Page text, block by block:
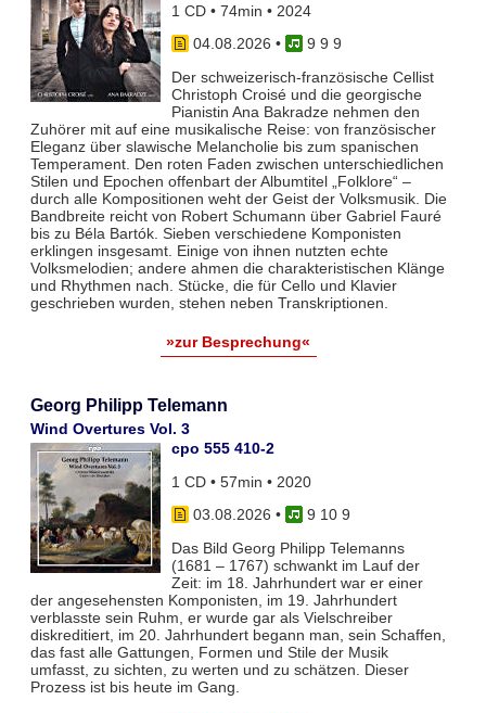
1 CD • 74min • 2024
04.08.2026 •
9 9 9
Der schweizerisch-französische Cellist
Christoph Croisé und die georgische
Pianistin Ana Bakradze nehmen den
Zuhörer mit auf eine musikalische Reise: von französischer
Eleganz über slawische Melancholie bis zum spanischen
Temperament. Den roten Faden zwischen unterschiedlichen
Stilen und Epochen offenbart der Albumtitel „Folklore“ –
durch alle Kompositionen weht der Geist der Volksmusik. Die
Bandbreite reicht von Robert Schumann über Gabriel Fauré
bis zu Béla Bartók. Sieben verschiedene Komponisten
erklingen insgesamt. Einige von ihnen nutzten echte
Volksmelodien; andere ahmen die charakteristischen Klänge
und Rhythmen nach. Stücke, die für Cello und Klavier
geschrieben wurden, stehen neben Transkriptionen.
»zur Besprechung«
Georg Philipp Telemann
Wind Overtures Vol. 3
cpo 555 410-2
1 CD • 57min • 2020
03.08.2026 •
9 10 9
Das Bild Georg Philipp Telemanns
(1681 – 1767) schwankt im Lauf der
Zeit: im 18. Jahrhundert war er einer
der angesehensten Komponisten, im 19. Jahrhundert
verblasste sein Ruhm, er wurde gar als Vielschreiber
diskreditiert, im 20. Jahrhundert begann man, sein Schaffen,
das fast alle Gattungen, Formen und Stile der Musik
umfasst, zu sichten, zu werten und zu schätzen. Dieser
Prozess ist bis heute im Gang.